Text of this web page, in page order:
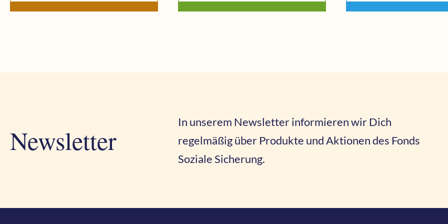
Newsletter
In unserem Newsletter informieren wir Dich
regelmäßig über Produkte und Aktionen des Fonds
Soziale Sicherung.